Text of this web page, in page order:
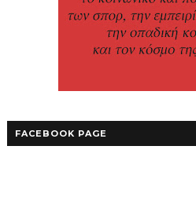
FACEBOOK PAGE